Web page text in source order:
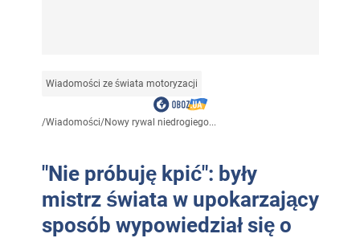
Wiadomości ze świata motoryzacji
/Wiadomości/Nowy rywal niedrogiego...
"Nie próbuję kpić": były
mistrz świata w upokarzający
sposób wypowiedział się o